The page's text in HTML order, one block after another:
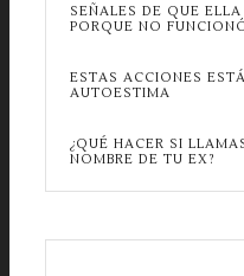
SEÑALES DE QUE
PORQUE NO
ESTAS ACCIONES
AUTOESTIMA
¿QUÉ HACER SI
NOMBRE DE TU EX?